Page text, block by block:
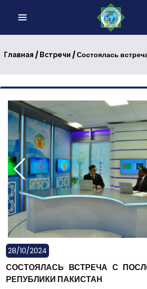
Главная / Встречи / Состоялась встреча с Послом
28/10/2024
СОСТОЯЛАСЬ ВСТРЕЧА С
РЕПУБЛИКИ ПАКИСТАН